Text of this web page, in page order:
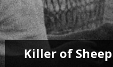
Killer of